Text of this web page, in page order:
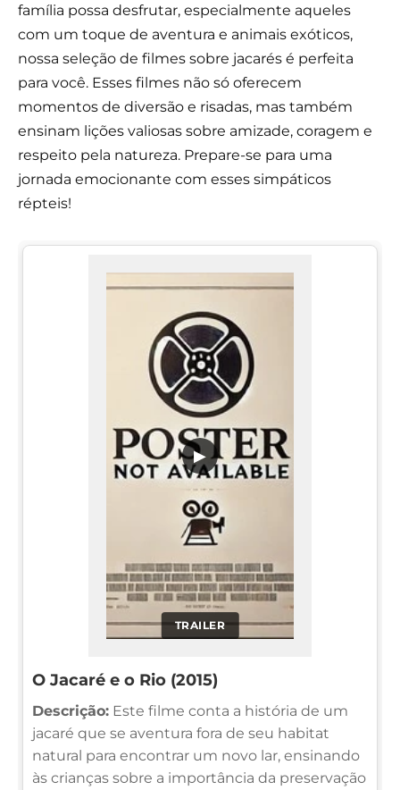
família possa desfrutar, especialmente aqueles
com um toque de aventura e animais exóticos,
nossa seleção de filmes sobre jacarés é perfeita
para você. Esses filmes não só oferecem
momentos de diversão e risadas, mas também
ensinam lições valiosas sobre amizade, coragem e
respeito pela natureza. Prepare-se para uma
jornada emocionante com esses simpáticos
répteis!
TRAILER
▶
O Jacaré e o Rio (2015)
Descrição: Este filme conta a história de um
jacaré que se aventura fora de seu habitat
natural para encontrar um novo lar, ensinando
às crianças sobre a importância da preservação